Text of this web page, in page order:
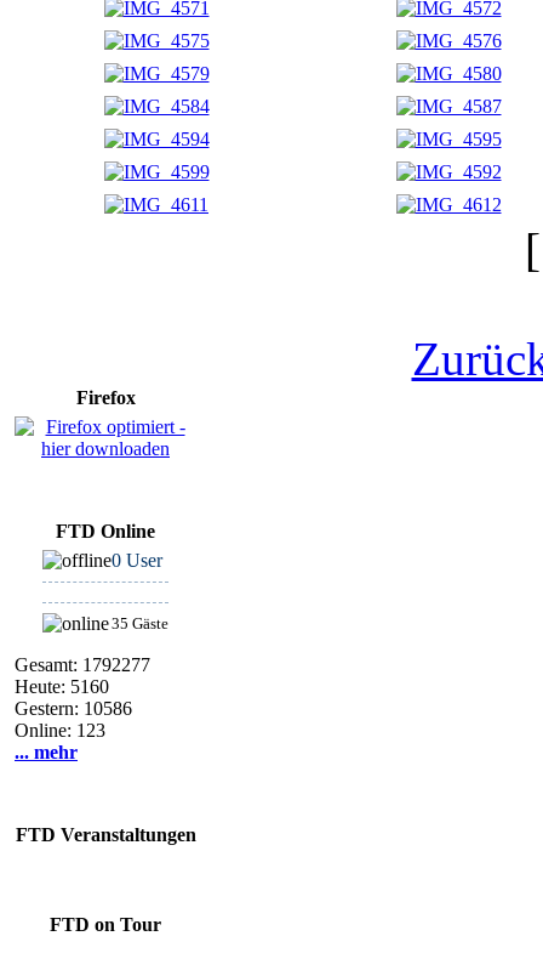
Firefox
FTD Online
0 User
35 Gäste
Gesamt: 1792277
Heute: 5160
Gestern: 10586
Online: 123
... mehr
FTD Veranstaltungen
FTD on Tour